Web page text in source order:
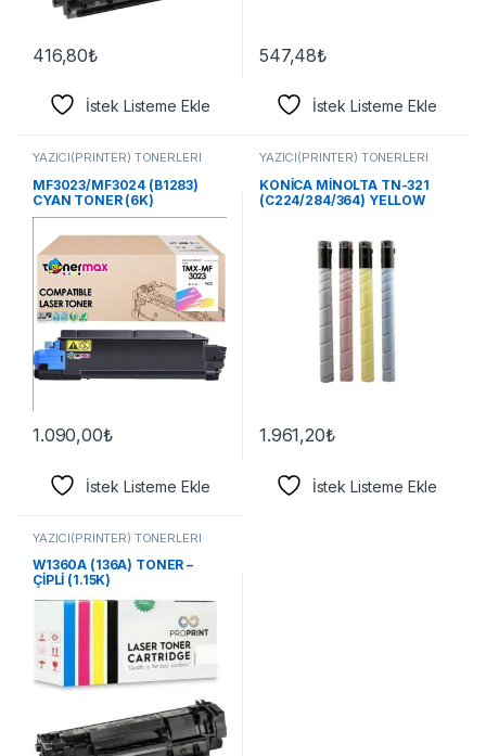
416,80₺
İstek Listeme Ekle
547,48₺
İstek Listeme Ekle
YAZICI(PRİNTER) TONERLERİ
MF3023/MF3024 (B1283)
CYAN TONER (6K)
1.090,00₺
İstek Listeme Ekle
YAZICI(PRİNTER) TONERLERİ
KONİCA MİNOLTA TN-321
(C224/284/364) YELLOW
1.961,20₺
İstek Listeme Ekle
YAZICI(PRİNTER) TONERLERİ
W1360A (136A) TONER –
ÇİPLİ (1.15K)